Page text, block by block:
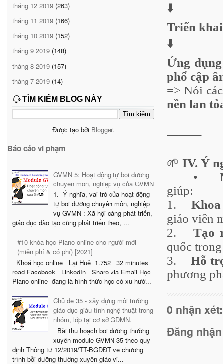
tháng 12 2019 (263)
tháng 11 2019 (166)
tháng 10 2019 (152)
tháng 9 2019 (148)
tháng 8 2019 (157)
tháng 7 2019 (14)
TÌM KIẾM BLOG NÀY
Được tạo bởi Blogger.
Báo cáo vi phạm
GVMN 5: Hoạt động tự bồi dưỡng
chuyên môn, nghiệp vụ của GVMN
1. Ý nghĩa, vai trò của hoạt động
tự bồi dưỡng chuyên môn, nghiệp
vụ GVMN : Xã hội càng phát triển,
giáo dục đào tạo cũng phát triển theo, ...
#10 khóa học Piano online cho người mới
(miễn phí & có phí) [2021]
Khoá học online Lại Huê 1.752 32 minutes
read Facebook LinkedIn Share via Email Học
Piano online đang là hình thức học có xu hướ...
Chủ đề 35 - xây dựng môi trường
giáo dục giàu tính nghệ thuật trong
nhóm, lớp tại cơ sở GDMN.
Bài thu hoạch bồi dưỡng thường
xuyên module GVMN 35 theo quy
định Thông tư 12/2019/TT-BGDĐT về chương
trình bồi dưỡng thường xuyên giáo vi...
⬇️
Triển khai
⬇️
Ứng
phổ cập
=> Nói
nền lan
⸻
🌱 IV. Ý
•
giúp:
1.
Khoa
giáo viên
2.
Tạo
quốc
3.
Hỗ
phương
0 nhận xét:
Đăng